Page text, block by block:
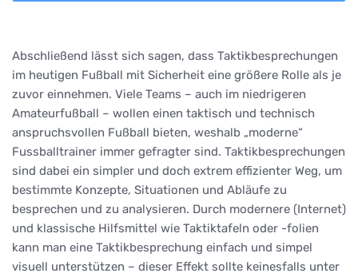
Abschließend lässt sich sagen, dass Taktikbesprechungen
im heutigen Fußball mit Sicherheit eine größere Rolle als je
zuvor einnehmen. Viele Teams – auch im niedrigeren
Amateurfußball – wollen einen taktisch und technisch
anspruchsvollen Fußball bieten, weshalb „moderne“
Fussballtrainer immer gefragter sind. Taktikbesprechungen
sind dabei ein simpler und doch extrem effizienter Weg, um
bestimmte Konzepte, Situationen und Abläufe zu
besprechen und zu analysieren. Durch modernere (Internet)
und klassische Hilfsmittel wie Taktiktafeln oder -folien
kann man eine Taktikbesprechung einfach und simpel
visuell unterstützen – dieser Effekt sollte keinesfalls unter